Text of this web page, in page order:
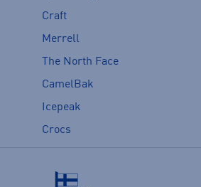
Craft
Merrell
The North Face
CamelBak
Icepeak
Crocs